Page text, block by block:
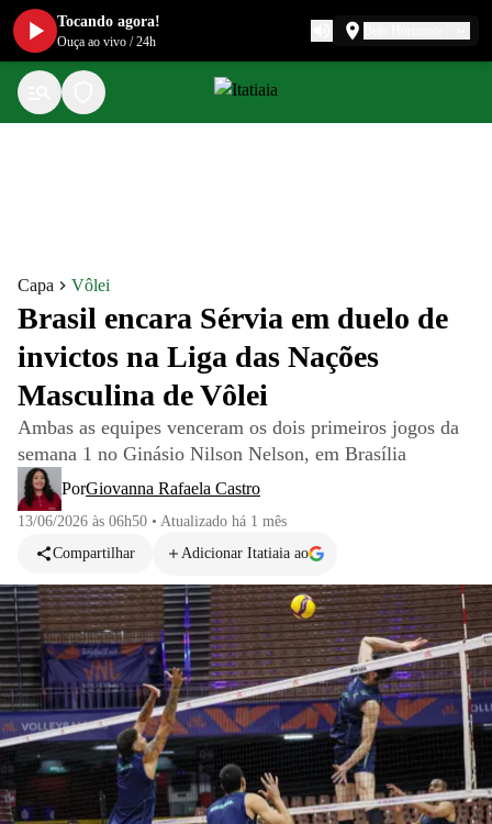
Capa Vôlei
Brasil encara Sérvia em duelo de
invictos na Liga das Nações
Masculina de Vôlei
Ambas as equipes venceram os dois primeiros jogos da
semana 1 no Ginásio Nilson Nelson, em Brasília
PorGiovanna Rafaela Castro
13/06/2026 às 06h50 • Atualizado há 1 mês
Compartilhar
Adicionar Itatiaia ao
Tocando agora!
Ouça ao vivo /24h